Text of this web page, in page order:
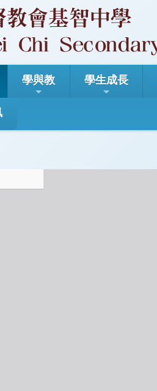
學與教 學生成長